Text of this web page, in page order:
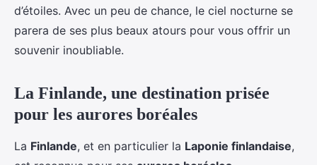
d’étoiles. Avec un peu de chance, le ciel nocturne se
parera de ses plus beaux atours pour vous offrir un
souvenir inoubliable.
La Finlande, une destination prisée
pour les aurores boréales
La Finlande, et en particulier la Laponie finlandaise,